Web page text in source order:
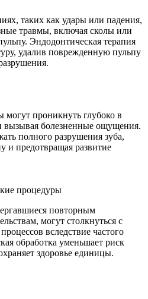
таких как удары или падения,
травмы, включая сколы или
Эндодонтическая терапия
удалив поврежденную пульпу
проникнуть глубоко в
вызывая болезненные ощущения.
полного разрушения зуба,
и предотвращая развитие
процедуры
повторным
могут столкнуться с
вследствие частого
обработка уменьшает риск
здоровье единицы.